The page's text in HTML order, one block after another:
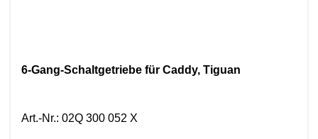
6-Gang-Schaltgetriebe für Caddy, Tiguan
Art.-Nr.: 02Q 300 052 X